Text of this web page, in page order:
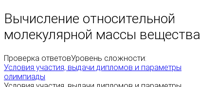
Вычисление относительной
молекулярной массы вещества
Проверка ответовУровень сложности:
Условия участия, выдачи дипломов и параметры
олимпиады